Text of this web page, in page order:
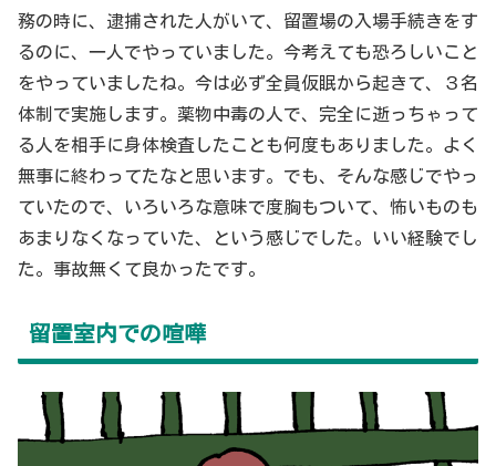
務の時に、逮捕された人がいて、留置場の入場手続きをす
るのに、一人でやっていました。今考えても恐ろしいこと
をやっていましたね。今は必ず全員仮眠から起きて、３名
体制で実施します。薬物中毒の人で、完全に逝っちゃって
る人を相手に身体検査したことも何度もありました。よく
無事に終わってたなと思います。でも、そんな感じでやっ
ていたので、いろいろな意味で度胸もついて、怖いものも
あまりなくなっていた、という感じでした。いい経験でし
た。事故無くて良かったです。
留置室内での喧嘩